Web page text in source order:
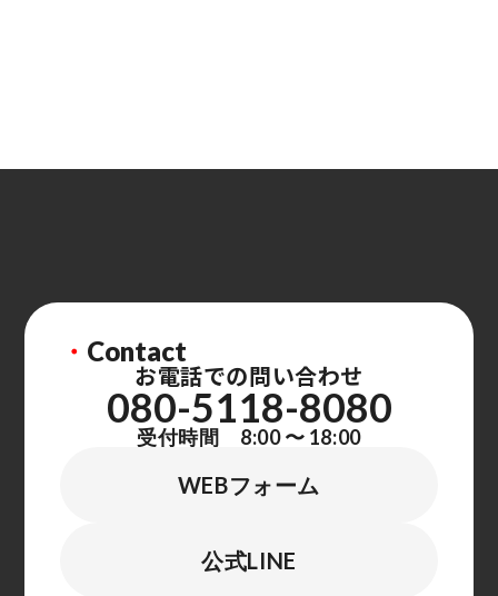
・ Contact
お電話での問い合わせ
080-5118-8080
受付時間 8:00 〜 18:00
WEBフォーム
公式LINE